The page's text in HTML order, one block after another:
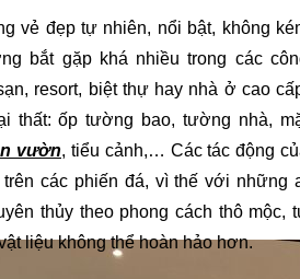
vẻ đẹp tự nhiên, nổi bật, không
bắt gặp khá nhiều trong các
resort, biệt thự hay nhà ở cao
thất: ốp tường bao, tường nhà,
vườn, tiểu cảnh,… Các tác động
các phiến đá, vì thế với những
thủy theo phong cách thô mộc,
liệu không thể hoàn hảo hơn.